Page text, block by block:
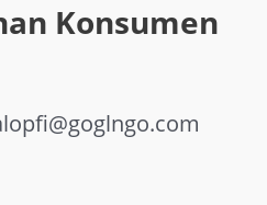
Konsumen